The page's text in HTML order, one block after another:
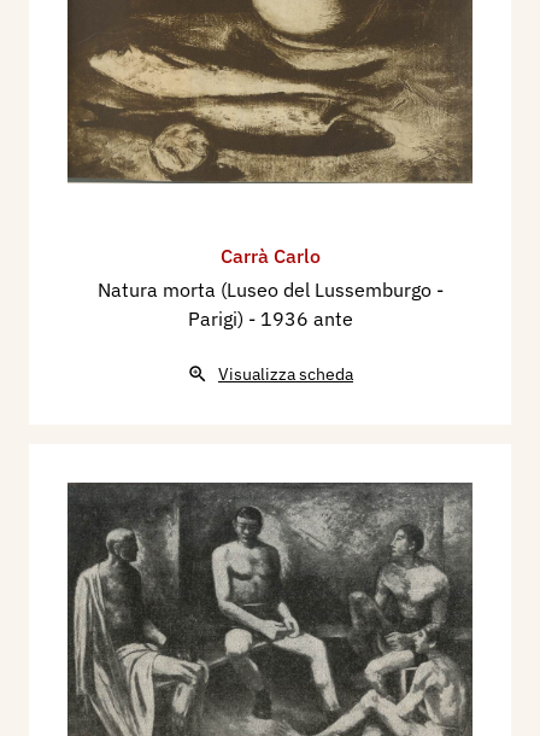
Carrà Carlo
Natura morta (Luseo del Lussemburgo -
Parigi) - 1936 ante
Visualizza scheda